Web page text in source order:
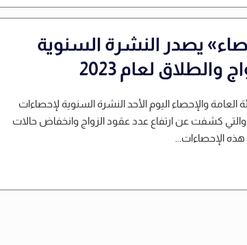
يصدر النشرة السنوية
والطلاق لعام 2023
العامة والإحصاء اليوم الأحد النشرة السنوية لإحصاءات
والطلاق لعام 2023، والتي كشفت عن ارتفاع عدد عقود الزواج وانخفاض حالات
الإحصاءات...